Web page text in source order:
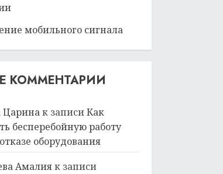
мобильного сигнала
КОММЕНТАРИИ
Царинак записиКак
бесперебойную работу
оборудования
Амалияк записи